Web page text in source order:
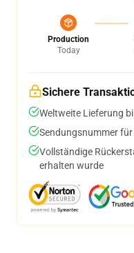
Production
Today
Sichere
Weltweite Lieferung
Sendungsnummer
Vollständige
erhalten wurde